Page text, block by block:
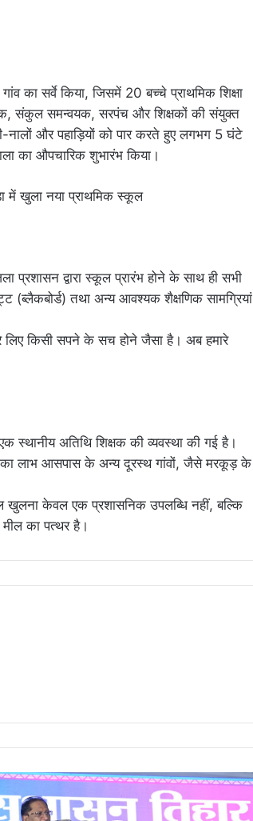
का सर्वे किया, जिसमें 20 बच्चे प्राथमिक शिक्षा
संकुल समन्वयक, सरपंच और शिक्षकों की संयुक्त
नालों और पहाड़ियों को पार करते हुए लगभग 5 घंटे
का औपचारिक शुभारंभ किया।
द्वारा स्कूल प्रारंभ होने के साथ ही सभी
तथा अन्य आवश्यक शैक्षणिक सामग्रियां
लिए किसी सपने के सच होने जैसा है। अब हमारे
स्थानीय अतिथि शिक्षक की व्यवस्था की गई है।
लाभ आसपास के अन्य दूरस्थ गांवों, जैसे मरकूड़ के
केवल एक प्रशासनिक उपलब्धि नहीं, बल्कि
मील का पत्थर है।